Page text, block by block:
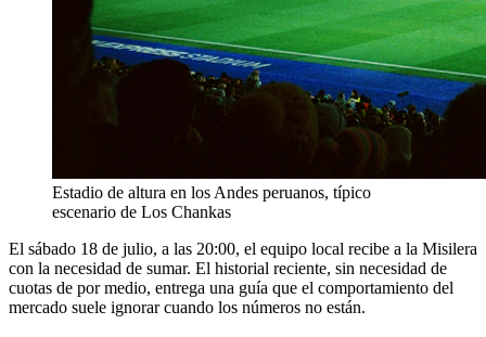
Estadio de altura en los Andes peruanos, típico
escenario de Los Chankas
El sábado 18 de julio, a las 20:00, el equipo local recibe a la Misilera
con la necesidad de sumar. El historial reciente, sin necesidad de
cuotas de por medio, entrega una guía que el comportamiento del
mercado suele ignorar cuando los números no están.